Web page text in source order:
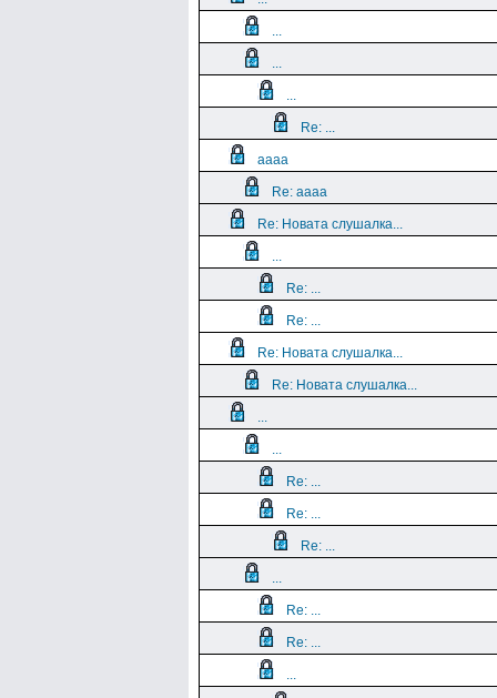
...
...
...
Re: ...
aaaa
Re: aaaa
Re: Новата слушалка...
...
Re: ...
Re: ...
Re: Новата слушалка...
Re: Новата слушалка...
...
...
Re: ...
Re: ...
Re: ...
...
Re: ...
Re: ...
...